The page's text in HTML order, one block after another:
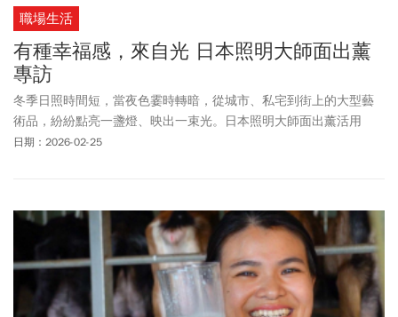
職場生活
有種幸福感，來自光 日本照明大師面出薰
專訪
冬季日照時間短，當夜色霎時轉暗，從城市、私宅到街上的大型藝
術品，紛紛點亮一盞燈、映出一束光。日本照明大師面出薰活用
「光」與「影」，替建築上妝，溫暖的光色不僅指引回家方向，設
日期：2026-02-25